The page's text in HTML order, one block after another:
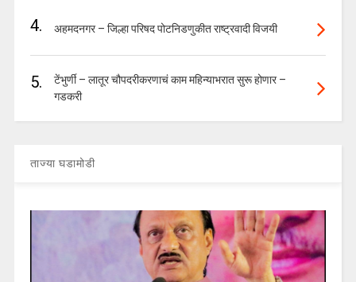
4. अहमदनगर – जिल्हा परिषद पोटनिडणुकीत राष्ट्रवादी विजयी
5.
टेंभुर्णी – लातूर चौपदरीकरणाचं काम महिन्याभरात सुरू होणार –
गडकरी
ताज्या घडामोडी